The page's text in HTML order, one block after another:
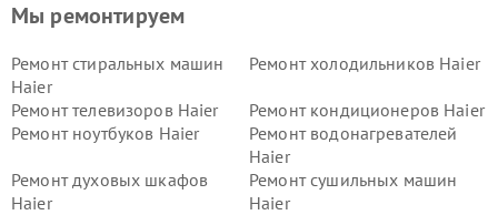
Мы ремонтируем
Ремонт стиральных машин
Haier
Ремонт холодильников Haier
Ремонт телевизоров Haier
Ремонт кондиционеров Haier
Ремонт ноутбуков Haier
Ремонт водонагревателей
Haier
Ремонт духовых шкафов
Haier
Ремонт сушильных машин
Haier